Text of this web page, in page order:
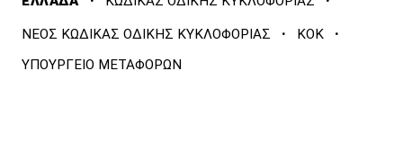
ΝΕΟΣ ΚΩΔΙΚΑΣ ΟΔΙΚΗΣ ΚΥΚΛΟΦΟΡΙΑΣ · ΚΟΚ ·
ΥΠΟΥΡΓΕΙΟ ΜΕΤΑΦΟΡΩΝ